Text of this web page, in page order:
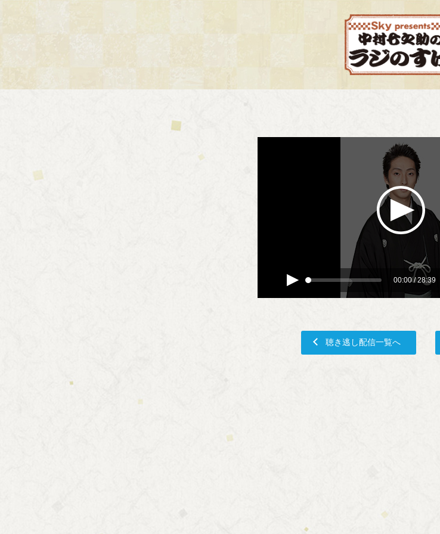
00:00 / 28:39
聴き逃し配信一覧へ